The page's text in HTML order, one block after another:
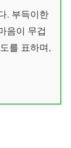
. 부득이한
음이 무겁
를 표하며,